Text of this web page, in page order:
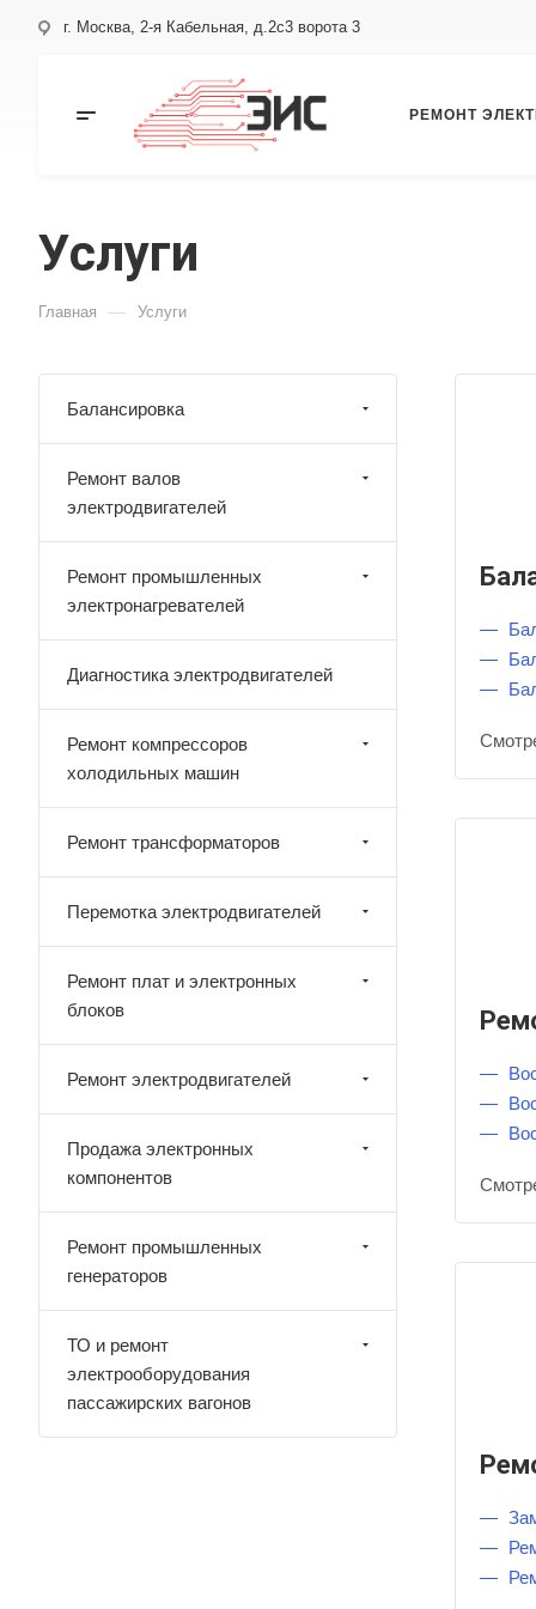
г. Москва, 2-я Кабельная, д.2с3 ворота 3
РЕМОНТ
Услуги
Главная — Услуги
Балансировка
Ремонт валов
электродвигателей
Ремонт промышленных
электронагревателей
Диагностика электродвигателей
Ремонт компрессоров
холодильных машин
Ремонт трансформаторов
Перемотка электродвигателей
Ремонт плат и электронных
блоков
Ремонт электродвигателей
Продажа электронных
компонентов
Ремонт промышленных
генераторов
ТО и ремонт
электрооборудования
пассажирских вагонов